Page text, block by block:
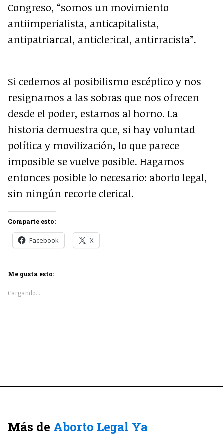
Congreso, “somos un movimiento
antiimperialista, anticapitalista,
antipatriarcal, anticlerical, antirracista”.
Si cedemos al posibilismo escéptico y nos
resignamos a las sobras que nos ofrecen
desde el poder, estamos al horno. La
historia demuestra que, si hay voluntad
política y movilización, lo que parece
imposible se vuelve posible. Hagamos
entonces posible lo necesario: aborto legal,
sin ningún recorte clerical.
Comparte esto:
Facebook X
Me gusta esto:
Cargando...
Más de Aborto Legal Ya